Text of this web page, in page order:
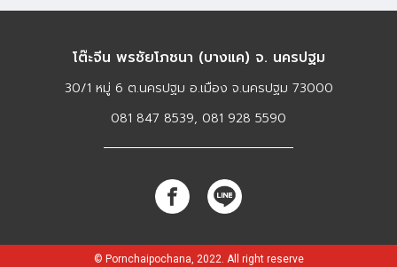
โต๊ะจีน พรชัยโภชนา (บางแค) จ. นครปฐม
30/1 หมู่ 6 ต.นครปฐม อ.เมือง จ.นครปฐม 73000
081 847 8539, 081 928 5590​
© Pornchaipochana, 2022. All right reserve